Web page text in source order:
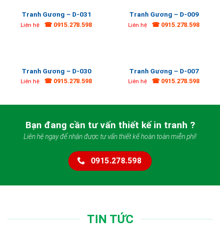
Tranh Gương – D-031
Liên hệ ☎ 0915.278.598
Tranh Gương – D-009
Liên hệ ☎ 0915.278.598
Tranh Gương – D-030
Liên hệ ☎ 0915.278.598
Tranh Gương – D-007
Liên hệ ☎ 0915.278.598
Bạn đang cần tư vấn thiết kế in tranh ?
Liên hệ ngay để nhận được tư vấn thiết kế hoàn toàn miễn phí!
0915.278.598
TIN TỨC